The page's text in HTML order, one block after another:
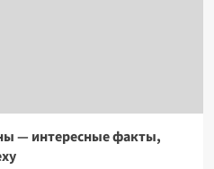
— интересные факты,